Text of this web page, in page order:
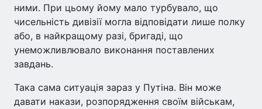
ними. При цьому йому мало турбувало, що
чисельність дивізії могла відповідати лише полку
або, в найкращому разі, бригаді, що
унеможливлювало виконання поставлених
завдань.
Така сама ситуація зараз у Путіна. Він може
давати накази, розпорядження своїм військам,